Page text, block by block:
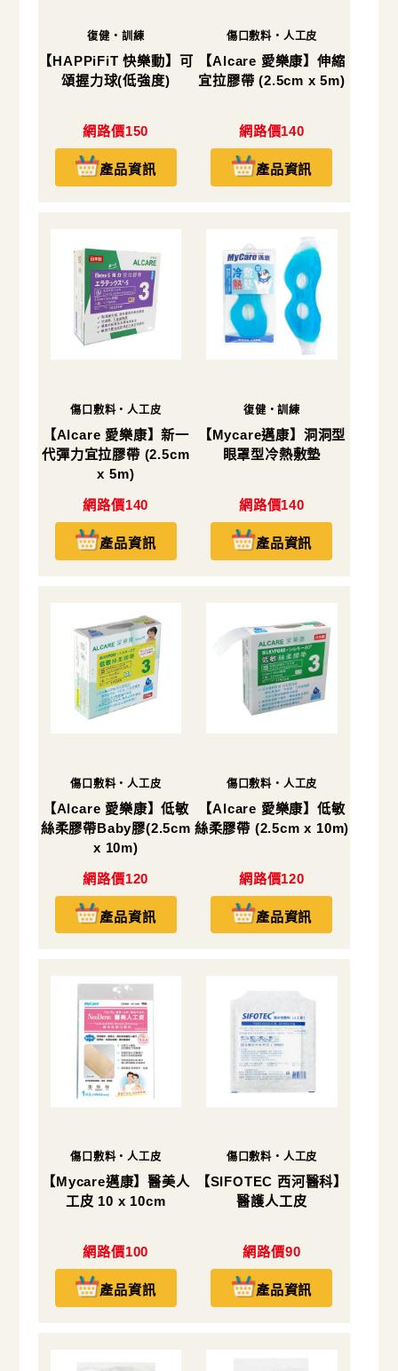
復健・訓練
【HAPPiFiT 快樂動】可
頌握力球(低強度)
網路價150
產品資訊
傷口敷料・人工皮
【Alcare 愛樂康】伸縮
宜拉膠帶 (2.5cm x 5m)
網路價140
產品資訊
傷口敷料・人工皮
【Alcare 愛樂康】新一
代彈力宜拉膠帶 (2.5cm
x 5m)
網路價140
產品資訊
復健・訓練
【Mycare邁康】洞洞型
眼罩型冷熱敷墊
網路價140
產品資訊
傷口敷料・人工皮
【Alcare 愛樂康】低敏
絲柔膠帶Baby膠(2.5cm
x 10m)
網路價120
產品資訊
傷口敷料・人工皮
【Alcare 愛樂康】低敏
絲柔膠帶 (2.5cm x 10m)
網路價120
產品資訊
傷口敷料・人工皮
【Mycare邁康】醫美人
工皮 10 x 10cm
網路價100
產品資訊
傷口敷料・人工皮
【SIFOTEC 西河醫科】
醫護人工皮
網路價90
產品資訊